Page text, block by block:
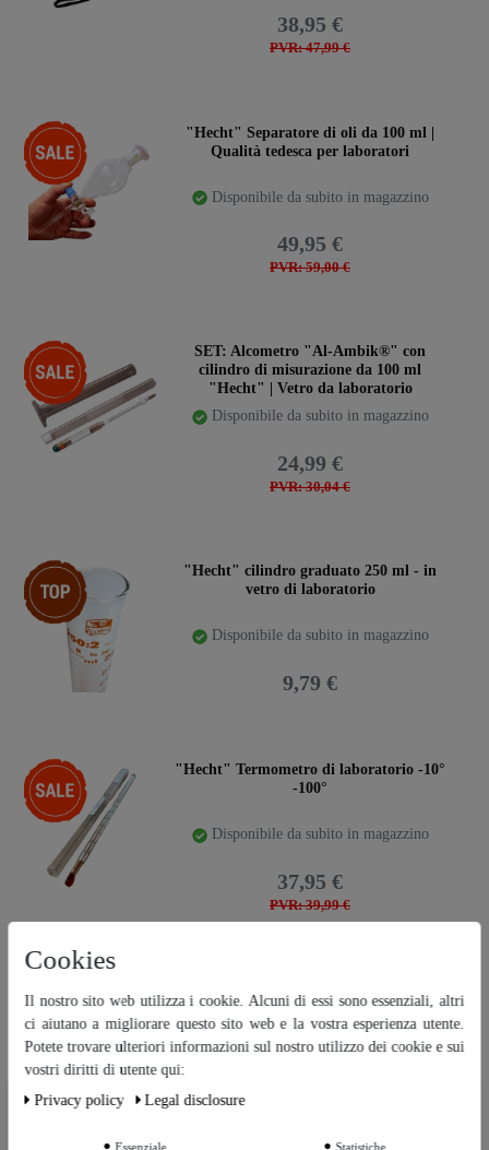
PVR: 47,99 €
38,95 €
-15%
"Hecht" Separatore di oli da 100 ml |
Qualità tedesca per laboratori
Disponibile da subito in magazzino
PVR: 59,00 €
49,95 €
-17%
SET: Alcometro "Al-Ambik®" con
cilindro di misurazione da 100 ml
"Hecht" | Vetro da laboratorio
Disponibile da subito in magazzino
PVR: 30,04 €
24,99 €
Ceres::Template.storeSpecialTop"Hecht" cilindro graduato 250 ml - in
vetro di laboratorio
Disponibile da subito in magazzino
9,79 €
-5%
"Hecht" Termometro di laboratorio -10°
-100°
Disponibile da subito in magazzino
PVR: 39,99 €
37,95 €
Vetro da laboratorio AR
Disponibile da subito in magazzino
Ceres::Template.cookieBarHintText
Cookies
Il nostro sito web utilizza i cookie. Alcuni di essi sono essenziali, altri
ci aiutano a migliorare questo sito web e la vostra esperienza utente.
Potete trovare ulteriori informazioni sul nostro utilizzo dei cookie e sui
vostri diritti di utente qui:
Privacy policy
Legal disclosure
Essenziale Statistiche